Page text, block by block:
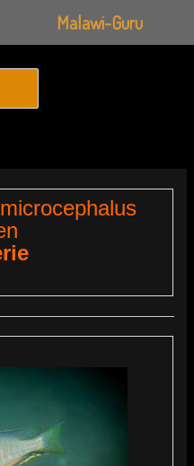
Malawi-Guru